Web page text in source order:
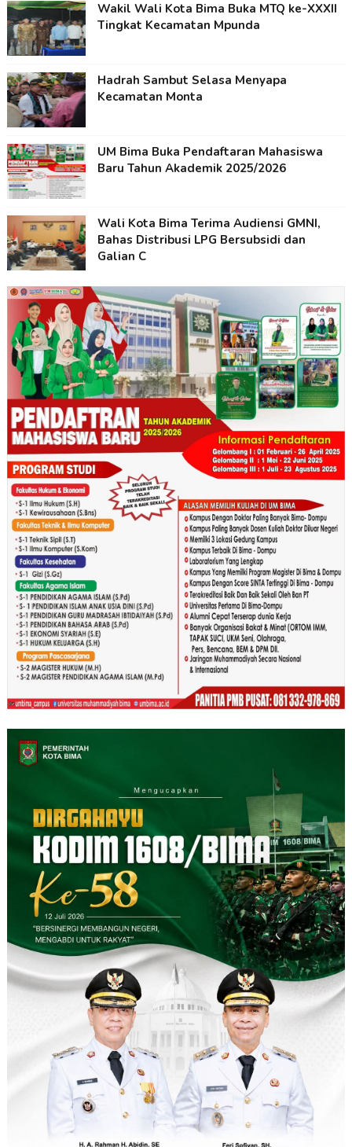
Wakil Wali Kota Bima Buka MTQ ke-XXXII
Tingkat Kecamatan Mpunda
Hadrah Sambut Selasa Menyapa
Kecamatan Monta
UM Bima Buka Pendaftaran Mahasiswa
Baru Tahun Akademik 2025/2026
Wali Kota Bima Terima Audiensi GMNI,
Bahas Distribusi LPG Bersubsidi dan
Galian C